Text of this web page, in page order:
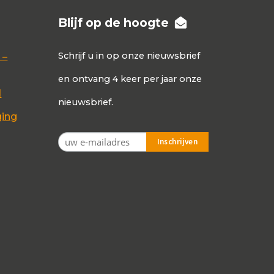
Blijf op de hoogte
Schrijf u in op onze nieuwsbrief
en ontvang 4 keer per jaar onze
nieuwsbrief.